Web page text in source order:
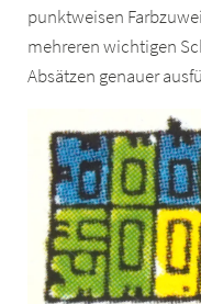
punktweisen
mehreren wichtigen
Absätzen genauer